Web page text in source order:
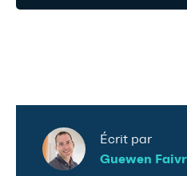
Écrit par
Guewen